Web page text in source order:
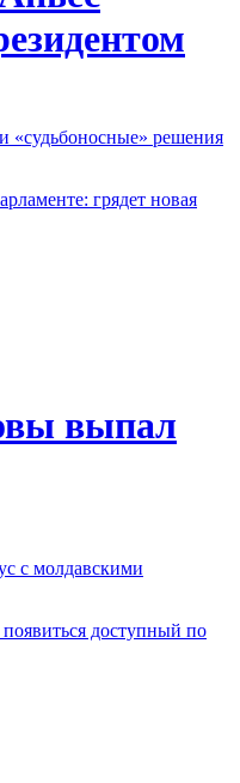
«судьбоносные» решения
грядет новая
выпал
с молдавскими
доступный по